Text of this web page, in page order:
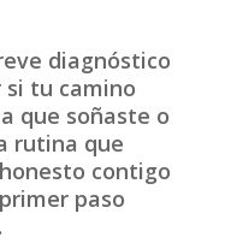
diagnóstico
tu camino
que soñaste o
rutina que
contigo
paso